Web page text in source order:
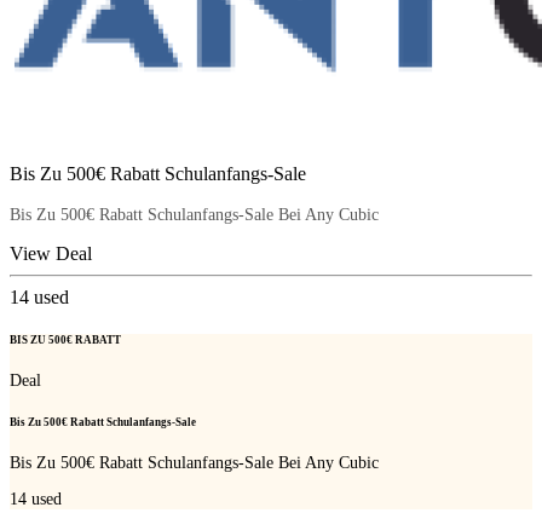
Bis Zu 500€ Rabatt Schulanfangs-Sale
Bis Zu 500€ Rabatt Schulanfangs-Sale Bei Any Cubic
View Deal
14 used
BIS ZU 500€ RABATT
Deal
Bis Zu 500€ Rabatt Schulanfangs-Sale
Bis Zu 500€ Rabatt Schulanfangs-Sale Bei Any Cubic
14 used